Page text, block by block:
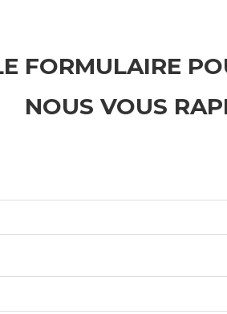
FORMULAIRE
NOUS VOUS